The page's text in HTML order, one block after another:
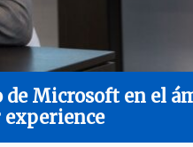
de Microsoft en el
experience